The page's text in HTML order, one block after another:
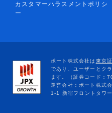
カスタマーハラスメントポリシ
ー